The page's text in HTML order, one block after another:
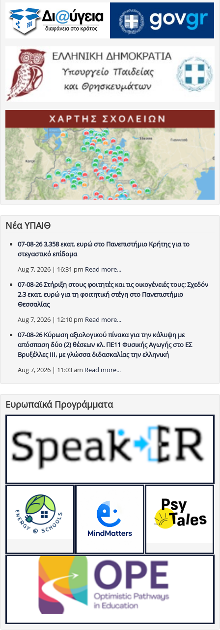
Νέα ΥΠΑΙΘ
07-08-26 3,358 εκατ. ευρώ στο Πανεπιστήμιο Κρήτης για το
στεγαστικό επίδομα
Aug 7, 2026 | 16:31 pm Read more...
07-08-26 Στήριξη στους φοιτητές και τις οικογένειές τους: Σχεδόν
2,3 εκατ. ευρώ για τη φοιτητική στέγη στο Πανεπιστήμιο
Θεσσαλίας
Aug 7, 2026 | 12:10 pm Read more...
07-08-26 Κύρωση αξιολογικού πίνακα για την κάλυψη με
απόσπαση δύο (2) θέσεων κλ. ΠΕ11 Φυσικής Αγωγής στο ΕΣ
Βρυξέλλες ΙΙΙ, με γλώσσα διδασκαλίας την ελληνική
Aug 7, 2026 | 11:03 am Read more...
Ευρωπαϊκά Προγράμματα